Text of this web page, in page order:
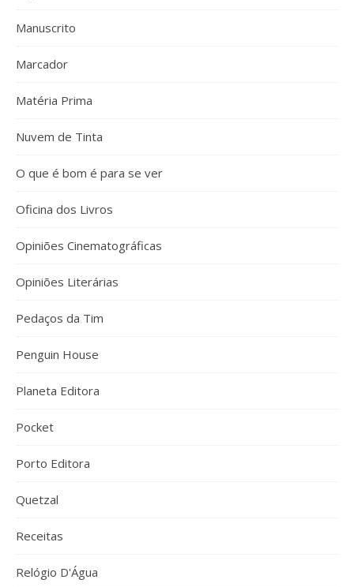
Manuscrito
Marcador
Matéria Prima
Nuvem de Tinta
O que é bom é para se ver
Oficina dos Livros
Opiniões Cinematográficas
Opiniões Literárias
Pedaços da Tim
Penguin House
Planeta Editora
Pocket
Porto Editora
Quetzal
Receitas
Relógio D'Água